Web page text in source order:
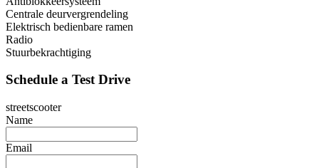
Centrale deurvergrendeling
Elektrisch bedienbare ramen
Radio
Stuurbekrachtiging
Schedule a Test Drive
streetscooter
Name
Email